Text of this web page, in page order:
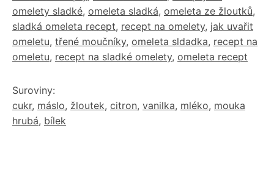
omelety sladké, omeleta sladká, omeleta ze žloutků,
sladká omeleta recept, recept na omelety, jak uvařit
omeletu, třené moučníky, omeleta sldadka, recept na
omeletu, recept na sladké omelety, omeleta recept
Suroviny:
cukr, máslo, žloutek, citron, vanilka, mléko, mouka
hrubá, bílek